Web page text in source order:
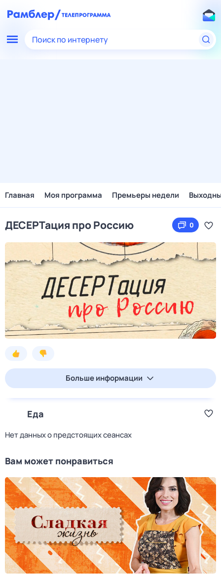
Поиск по интернету
Главная Моя программа Премьеры недели
ДЕСЕРТация про Россию 0
Больше информации
Еда
Нет данных о предстоящих сеансах
Вам может понравиться